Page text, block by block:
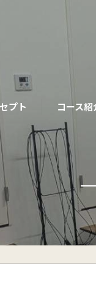
プト コース紹
パーソナル
初めての方